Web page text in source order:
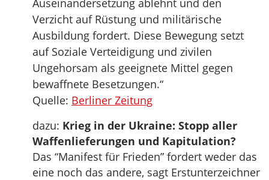
Auseinandersetzung ablehnt und den
Verzicht auf Rüstung und militärische
Ausbildung fordert. Diese Bewegung setzt
auf Soziale Verteidigung und zivilen
Ungehorsam als geeignete Mittel gegen
bewaffnete Besetzungen.“
Quelle: Berliner Zeitung
dazu: Krieg in der Ukraine: Stopp aller
Waffenlieferungen und Kapitulation?
Das “Manifest für Frieden” fordert weder das
eine noch das andere, sagt Erstunterzeichner